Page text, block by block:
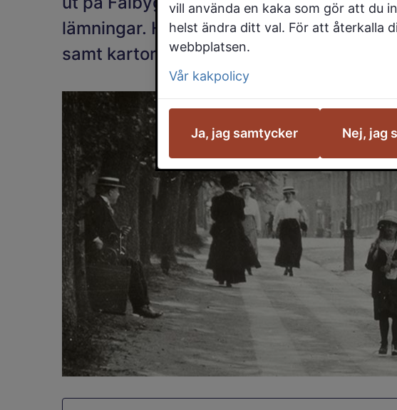
lämningar. Här nedan finns tips på
samt kartor och guider att ladda ner.
vill använda en kaka som gör att du
helst ändra ditt val. För att återkalla
webbplatsen.
Vår kakpolicy
Ja, jag samtycker Nej, jag